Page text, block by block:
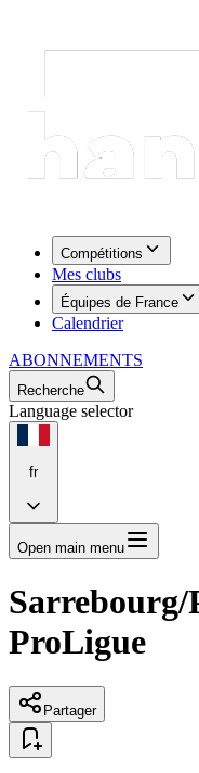
Compétitions
Mes clubs
Équipes de France
Calendrier
ABONNEMENTS
Recherche
Language selector
fr
Open main menu
Sarrebourg/
ProLigue
Partager